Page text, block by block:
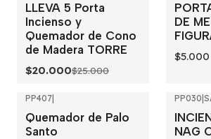
LLEVA 5 Porta
Incienso y
Quemador de Cono
de Madera TORRE
$20.000$25.000
DE
$5.000
PP407|
Quemador de Palo
Santo
PP030|
NAG